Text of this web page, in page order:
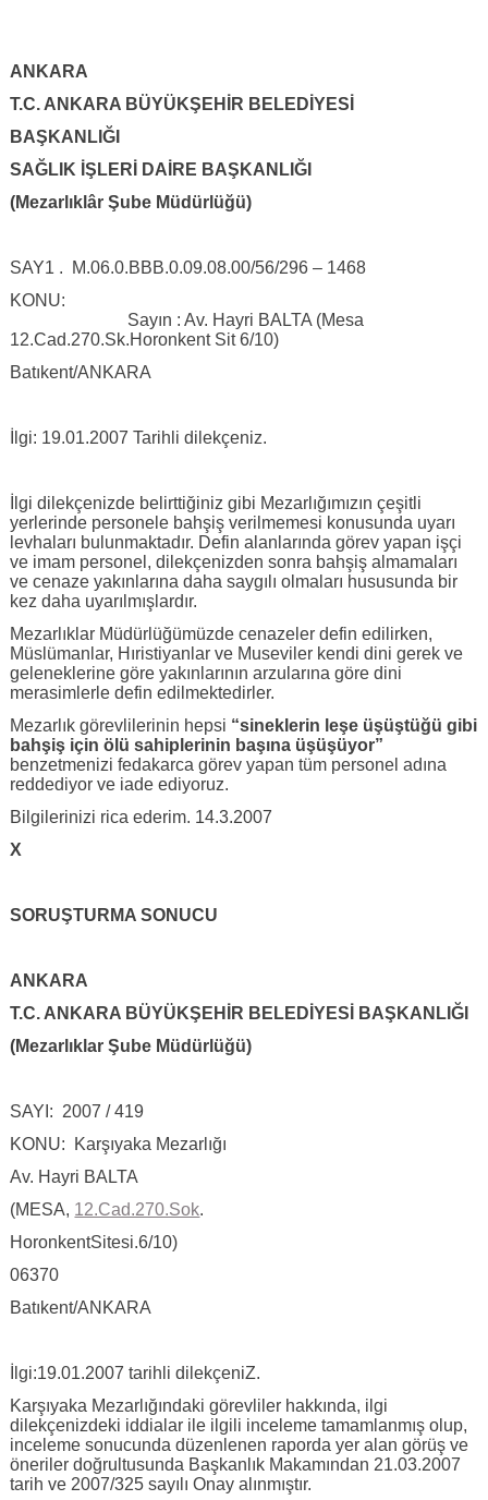
ANKARA
T.C. ANKARA BÜYÜKŞEHİR BELEDİYESİ
BAŞKANLIĞI
SAĞLIK İŞLERİ DAİRE BAŞKANLIĞI
(Mezarlıklâr Şube Müdürlüğü)
SAY1 . M.06.0.BBB.0.09.08.00/56/296 – 1468
KONU:
Sayın : Av. Hayri BALTA (Mesa
12.Cad.270.Sk.Horonkent Sit 6/10)
Batıkent/ANKARA
İlgi: 19.01.2007 Tarihli dilekçeniz.
İlgi dilekçenizde belirttiğiniz gibi Mezarlığımızın çeşitli
yerlerinde personele bahşiş verilmemesi konusunda uyarı
levhaları bulunmaktadır. Defin alanlarında görev yapan işçi
ve imam personel, dilekçenizden sonra bahşiş almamaları
ve cenaze yakınlarına daha saygılı olmaları hususunda bir
kez daha uyarılmışlardır.
Mezarlıklar Müdürlüğümüzde cenazeler defin edilirken,
Müslümanlar, Hıristiyanlar ve Museviler kendi dini gerek ve
geleneklerine göre yakınlarının arzularına göre dini
merasimlerle defin edilmektedirler.
Mezarlık görevlilerinin hepsi “sineklerin leşe üşüştüğü gibi
bahşiş için ölü sahiplerinin başına üşüşüyor”
benzetmenizi fedakarca görev yapan tüm personel adına
reddediyor ve iade ediyoruz.
Bilgilerinizi rica ederim. 14.3.2007
X
SORUŞTURMA SONUCU
ANKARA
T.C. ANKARA BÜYÜKŞEHİR BELEDİYESİ BAŞKANLIĞI
(Mezarlıklar Şube Müdürlüğü)
SAYI: 2007 / 419
KONU: Karşıyaka Mezarlığı
Av. Hayri BALTA
(MESA, 12.Cad.270.Sok.
HoronkentSitesi.6/10)
06370
Batıkent/ANKARA
İlgi:19.01.2007 tarihli dilekçeniZ.
Karşıyaka Mezarlığındaki görevliler hakkında, ilgi
dilekçenizdeki iddialar ile ilgili inceleme tamamlanmış olup,
inceleme sonucunda düzenlenen raporda yer alan görüş ve
öneriler doğrultusunda Başkanlık Makamından 21.03.2007
tarih ve 2007/325 sayılı Onay alınmıştır.